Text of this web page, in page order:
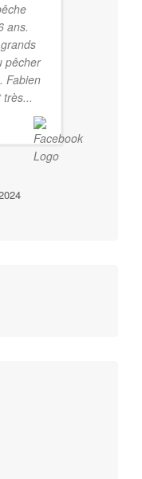
ans.
pêcher
Fabien
très...